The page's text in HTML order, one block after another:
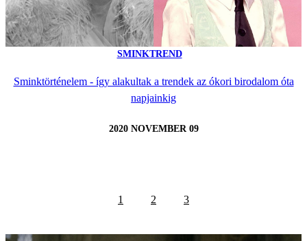
SMINKTREND
Sminktörténelem - így alakultak a trendek az ókori birodalom óta
napjainkig
2020 NOVEMBER 09
1 2 3